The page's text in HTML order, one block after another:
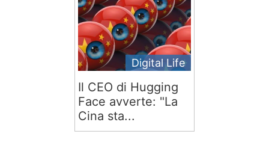
Digital Life
Il CEO di Hugging
Face avverte: "La
Cina sta...